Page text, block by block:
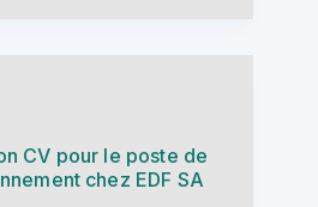
CV pour le poste de
chez EDF SA